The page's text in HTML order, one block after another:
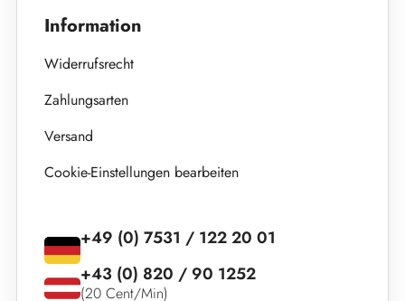
Information
Widerrufsrecht
Zahlungsarten
Versand
Cookie-Einstellungen bearbeiten
+49 (0) 7531 / 122 20 01
+43 (0) 820 / 90 1252
(20 Cent/Min)